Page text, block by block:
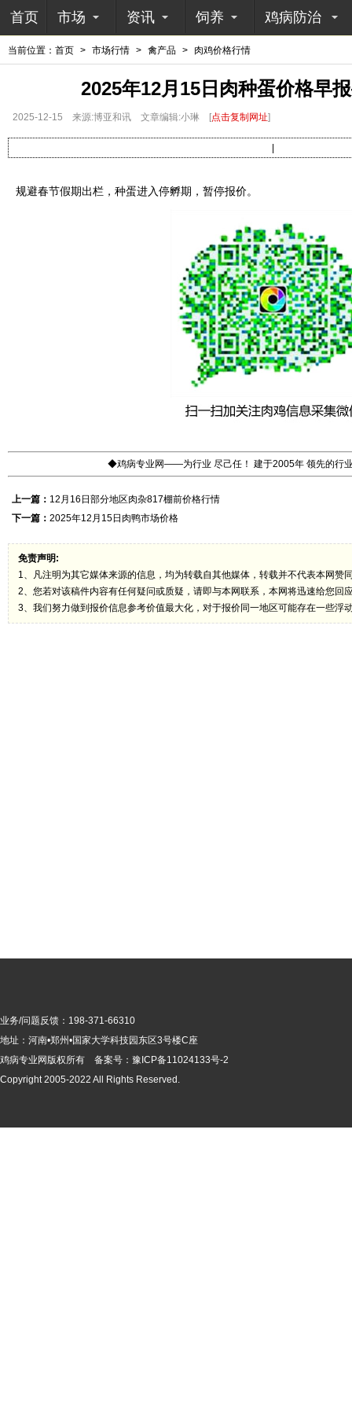
首页 市场 资讯 饲养 鸡病防治
当前位置： 首页 > 市场行情 > 禽产品 > 肉鸡价格行情
2025年12月15日肉种蛋价格早
2025-12-15 来源:博亚和讯 文章编辑:小琳 [点击复制网址]
规避春节假期出栏，种蛋进入停孵期，暂停报价。
◆鸡病专业网——为行业 尽己任！ 建于2005年 领先的行
上一篇： 12月16日部分地区肉杂817棚前价格行情
下一篇： 2025年12月15日肉鸭市场价格
免责声明:
1、凡注明为其它媒体来源的信息，均为转载自其他媒体，转载并不代表本网赞
2、您若对该稿件内容有任何疑问或质疑，请即与本网联系，本网将迅速给您回
3、我们努力做到报价信息参考价值最大化，对于报价同一地区可能存在一些浮
业务/问题反馈：198-371-66310
地址：河南•郑州•国家大学科技园东区3号楼C座
鸡病专业网版权所有 备案号： 豫ICP备11024133号-2
Copyright 2005-2022 All Rights Reserved.